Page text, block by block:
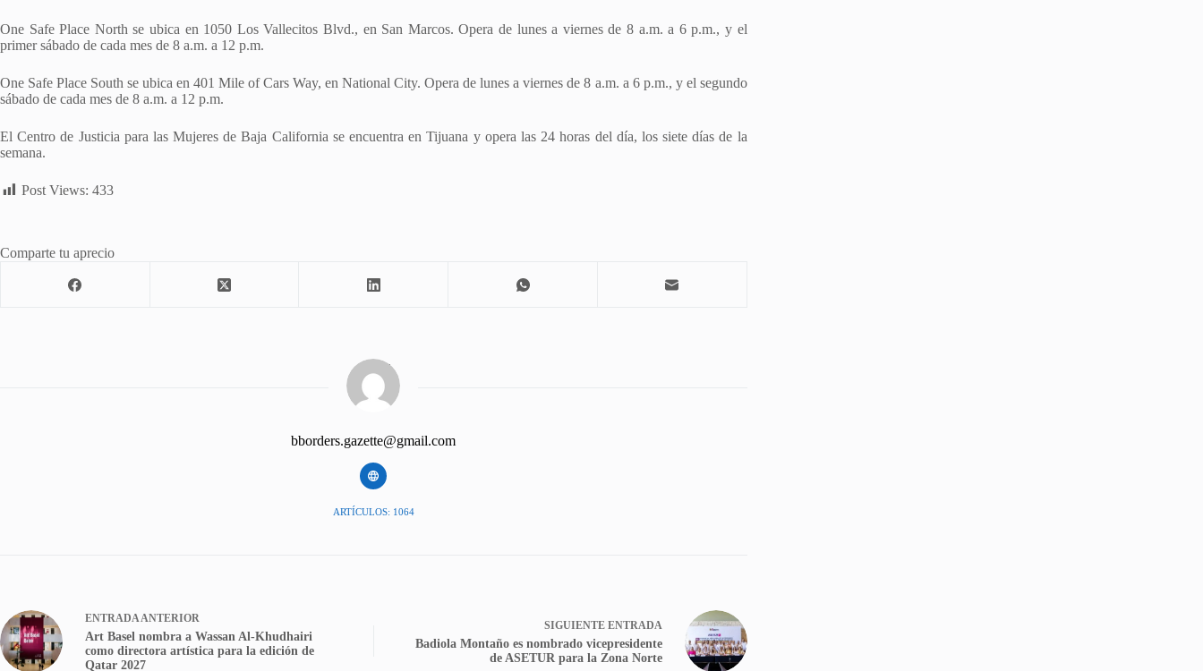
One Safe Place North se ubica en 1050 Los Vallecitos Blvd., en San Marcos. Opera de lunes a viernes de 8 a.m. a 6 p.m., y el
primer sábado de cada mes de 8 a.m. a 12 p.m.
One Safe Place South se ubica en 401 Mile of Cars Way, en National City. Opera de lunes a viernes de 8 a.m. a 6 p.m., y el segundo
sábado de cada mes de 8 a.m. a 12 p.m.
El Centro de Justicia para las Mujeres de Baja California se encuentra en Tijuana y opera las 24 horas del día, los siete días de la
semana.
Post Views: 433
Comparte tu aprecio
bborders.gazette@gmail.com
ARTÍCULOS: 1064
ENTRADAANTERIOR
Art Basel nombra a Wassan Al-Khudhairi
como directora artística para la edición de
Qatar 2027
SIGUIENTE ENTRADA
Badiola Montaño es nombrado vicepresidente
de ASETUR para la Zona Norte